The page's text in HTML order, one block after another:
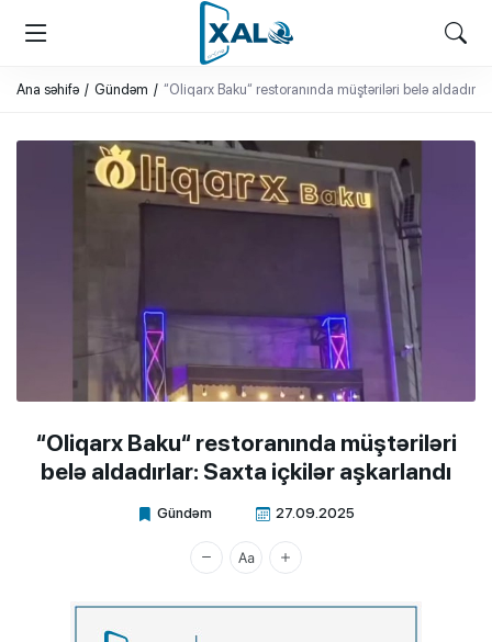
XALQ.ONLINE
ONLAYN PLATFORMA
Ana səhifə Gündəm “Oliqarx Baku“ restoranında müştəriləri belə
“Oliqarx Baku“ restoranında müştəriləri
belə aldadırlar: Saxta içkilər aşkarlandı
Gündəm 27.09.2025
Xalq.Online